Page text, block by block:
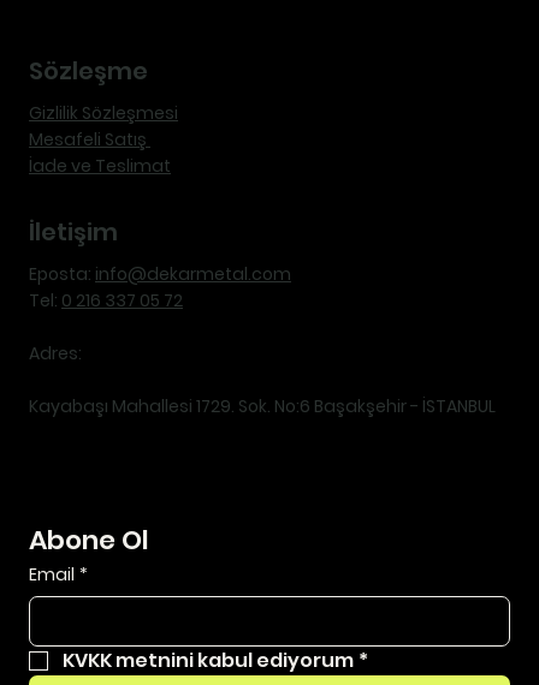
Sözleşme
Gizlilik Sözleşmesi
Mesafeli Satış
İade ve Teslimat
İletişim
Eposta: info@dekarmetal.com
Tel: 0 216 337 05 72
Adres:
Kayabaşı Mahallesi 1729. Sok. No:6 Başakşehir - İSTANBUL
Abone Ol
Email *
KVKK metnini kabul ediyorum *